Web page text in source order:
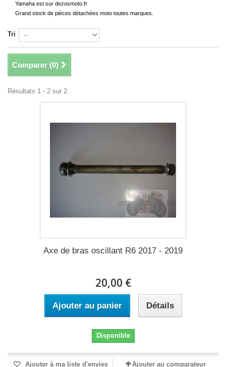
Yamaha est sur dezosmoto.fr
Grand stock de pièces détachées moto toutes marques.
Tri
Comparer (0)
Résultats 1 - 2 sur 2.
Axe de bras oscillant R6 2017 - 2019
20,00 €
Ajouter au panier Détails
Disponible
Ajouter à ma liste d'envies Ajouter au comparateur